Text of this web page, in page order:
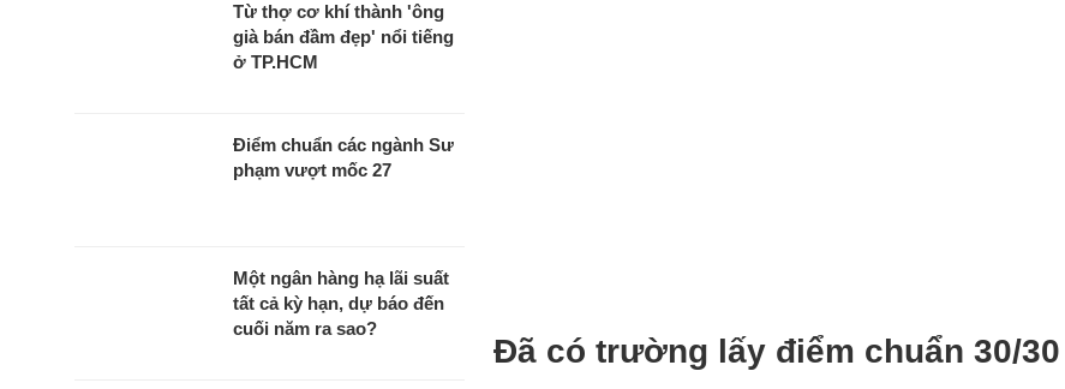
Đã có trường lấy điểm chuẩn 30/30
Từ thợ cơ khí thành 'ông
già bán đầm đẹp' nổi tiếng
ở TP.HCM
Điểm chuẩn các ngành Sư
phạm vượt mốc 27
Một ngân hàng hạ lãi suất
tất cả kỳ hạn, dự báo đến
cuối năm ra sao?